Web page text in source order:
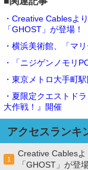
・Creative Cablesよ
「GHOST」が登場！
・横浜美術館、「マ
・「ニジゲンノモリ
・東京メトロ大手町
・夏限定クエストド
大作戦！』開催
アクセスランキ
1
Creative Cables
「GHOST」が登場